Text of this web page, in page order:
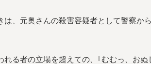
は、元奥さんの殺害容疑者として警察
れる者の立場を超えての、｢むむっ、お